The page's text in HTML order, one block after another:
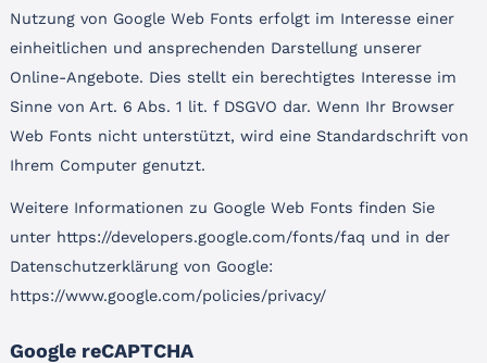
Nutzung von Google Web Fonts erfolgt im Interesse einer
einheitlichen und ansprechenden Darstellung unserer
Online-Angebote. Dies stellt ein berechtigtes Interesse im
Sinne von Art. 6 Abs. 1 lit. f DSGVO dar. Wenn Ihr Browser
Web Fonts nicht unterstützt, wird eine Standardschrift von
Ihrem Computer genutzt.
Weitere Informationen zu Google Web Fonts finden Sie
unter https://developers.google.com/fonts/faq und in der
Datenschutzerklärung von Google:
https://www.google.com/policies/privacy/
Google reCAPTCHA